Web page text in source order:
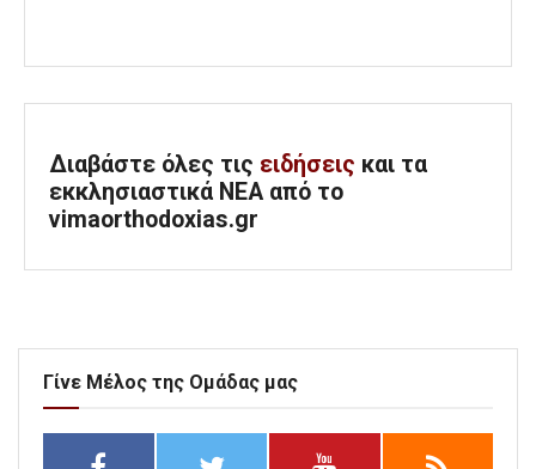
Διαβάστε όλες τις ειδήσεις και τα
εκκλησιαστικά ΝΕΑ από το
vimaorthodoxias.gr
Γίνε Μέλος της Ομάδας μας